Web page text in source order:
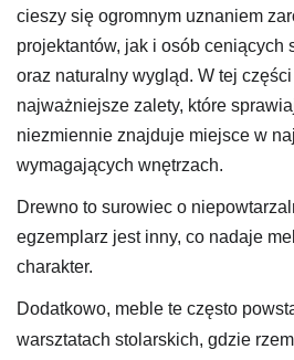
cieszy się ogromnym uznaniem
projektantów, jak i osób ceniących
oraz naturalny wygląd. W tej
najważniejsze zalety, które
niezmiennie znajduje miejsce w
wymagających wnętrzach.
Drewno to surowiec o
egzemplarz jest inny, co nadaje
charakter.
Dodatkowo, meble te często
warsztatach stolarskich, gdzie